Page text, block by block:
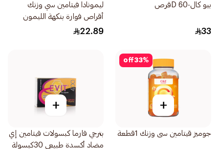
بيو كال-D 60قرص
33
ليمونادا فيتامين سي وزنك
أقراص فوارة بنكهة الليمون
20قرص
22.89
33%
off
+
جوميز قيتامين سى وزنك 1قطعة
+
بترجي فارما كبسولات فيتامين إي
مضاد أكسدة طبيعي 30كبسولة